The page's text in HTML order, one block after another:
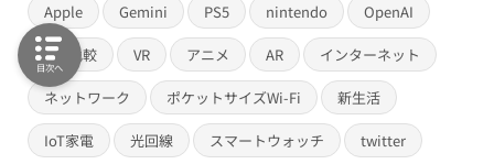
Apple Gemini PS5 nintendo OpenAI
wifi比較 VR アニメ AR インターネット
ネットワーク ポケットサイズWi-Fi 新生活
IoT家電 光回線 スマートウォッチ twitter
目次へ